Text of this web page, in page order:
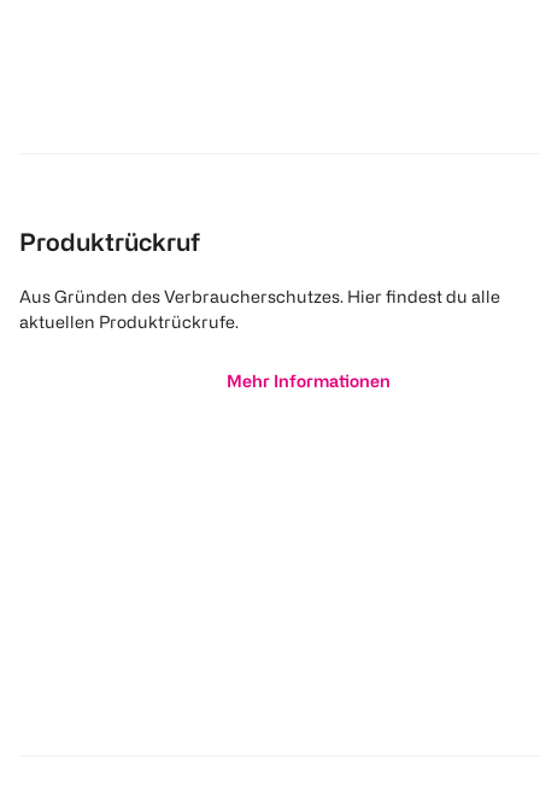
Produktrückruf
Aus Gründen des Verbraucherschutzes. Hier findest du alle
aktuellen Produktrückrufe.
Mehr Informationen